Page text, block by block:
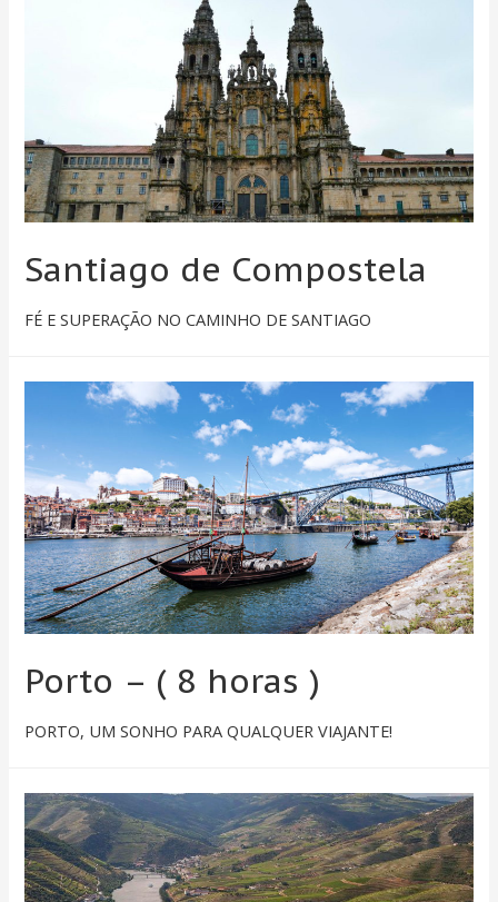
Santiago de Compostela
FÉ E SUPERAÇÃO NO CAMINHO DE SANTIAGO
Porto – ( 8 horas )
PORTO, UM SONHO PARA QUALQUER VIAJANTE!